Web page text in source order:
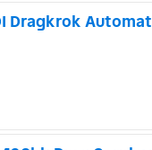
Dragkrok Automat